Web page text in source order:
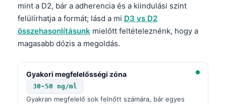
mint a D2, bár a adherencia és a kiindulási szint
felülírhatja a formát; lásd a mi D3 vs D2
összehasonlításunk mielőtt feltételeznénk, hogy a
magasabb dózis a megoldás.
Gyakori megfelelősségi zóna
30-50 ng/ml
Gyakran megfelelő sok felnőtt számára, bár egyes